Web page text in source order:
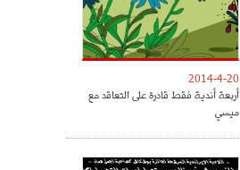
2014-4-20
أربعة أندية فقط قادرة على التعاقد مع
ميسي